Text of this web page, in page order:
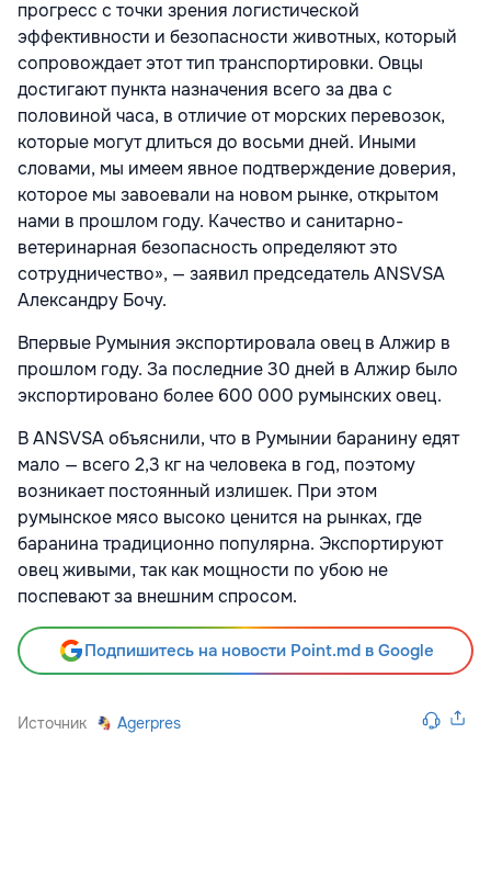
прогресс с точки зрения логистической
эффективности и безопасности животных, который
сопровождает этот тип транспортировки. Овцы
достигают пункта назначения всего за два с
половиной часа, в отличие от морских перевозок,
которые могут длиться до восьми дней. Иными
словами, мы имеем явное подтверждение доверия,
которое мы завоевали на новом рынке, открытом
нами в прошлом году. Качество и санитарно-
ветеринарная безопасность определяют это
сотрудничество», — заявил председатель ANSVSA
Александру Бочу.
Впервые Румыния экспортировала овец в Алжир в
прошлом году. За последние 30 дней в Алжир было
экспортировано более 600 000 румынских овец.
В ANSVSA объяснили, что в Румынии баранину едят
мало — всего 2,3 кг на человека в год, поэтому
возникает постоянный излишек. При этом
румынское мясо высоко ценится на рынках, где
баранина традиционно популярна. Экспортируют
овец живыми, так как мощности по убою не
поспевают за внешним спросом.
Подпишитесь на новости Point.md в Google
Источник Agerpres